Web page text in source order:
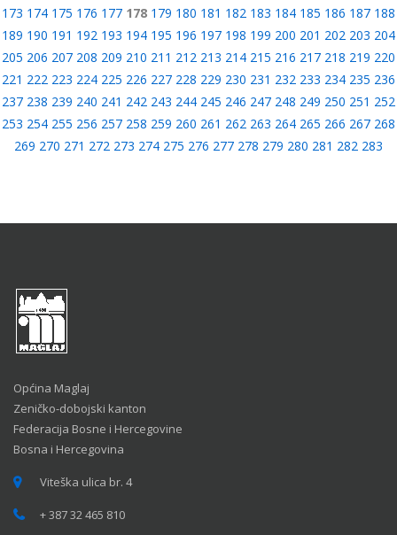
173 174 175 176 177 178 179 180 181 182 183 184 185 186 187 188
189 190 191 192 193 194 195 196 197 198 199 200 201 202 203 204
205 206 207 208 209 210 211 212 213 214 215 216 217 218 219 220
221 222 223 224 225 226 227 228 229 230 231 232 233 234 235 236
237 238 239 240 241 242 243 244 245 246 247 248 249 250 251 252
253 254 255 256 257 258 259 260 261 262 263 264 265 266 267 268
269 270 271 272 273 274 275 276 277 278 279 280 281 282 283
Općina Maglaj
Zeničko-dobojski kanton
Federacija Bosne i Hercegovine
Bosna i Hercegovina
Viteška ulica br. 4
+ 387 32 465 810